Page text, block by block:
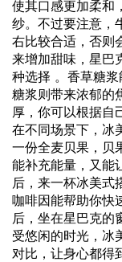
使其口感更加柔和
纱。不过要注意，
右比较合适，否则
来增加甜味，星巴
种选择 。香草糖
糖浆则带来浓郁的
厚，你可以根据自
在不同场景下，冰
一份全麦贝果，贝
能补充能量，又能
后，来一杯冰美式
咖啡因能帮助你快
后，坐在星巴克的
受悠闲的时光，冰
对比，让身心都得